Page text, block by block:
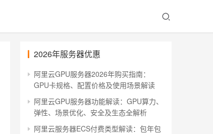
2026年服务器优惠
阿里云GPU服务器2026年购买指南：
GPU卡规格、配置价格及使用场景解读
阿里云GPU服务器功能解读：GPU算力、
弹性、场景优化、安全及生态全解析
阿里云服务器ECS付费类型解读：包年包